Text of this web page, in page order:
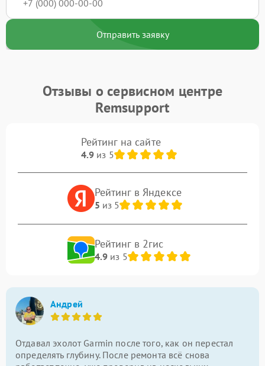
Отправить заявку
Отзывы о сервисном центре
Remsupport
Рейтинг на сайте
4.9из 5
Рейтинг в Яндексе
5 из 5
Рейтинг в 2гис
4.9из 5
Андрей
Отдавал эхолот Garmin после того, как он перестал
определять глубину. После ремонта всё снова